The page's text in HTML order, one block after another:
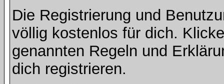
Die Registrierung und
völlig kostenlos für dich.
genannten Regeln und
dich registrieren.